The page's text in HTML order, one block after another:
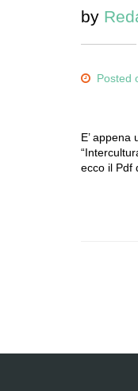
by
Posted
E’
ecco il Pdf